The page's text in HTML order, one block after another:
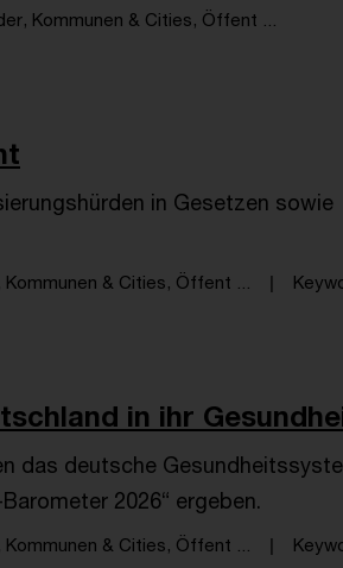
Kommunen & Cities, Öffent ...
in Gesetzen sowie
& Cities, Öffent ...
in ihr
das deutsche
2026“ ergeben.
& Cities, Öffent ...